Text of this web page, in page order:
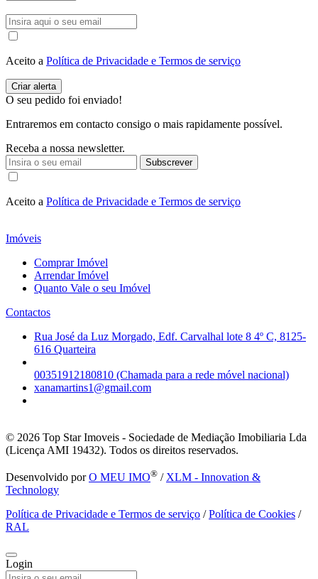
Aceito a Política de Privacidade e Termos de serviço
O seu pedido foi enviado!
Entraremos em contacto consigo o mais rapidamente possível.
Receba a nossa newsletter.
Subscrever
Aceito a Política de Privacidade e Termos de serviço
Imóveis
Comprar Imóvel
Arrendar Imóvel
Quanto Vale o seu Imóvel
Contactos
Rua José da Luz Morgado, Edf. Carvalhal lote 8 4º C, 8125-
616 Quarteira
00351912180810 (Chamada para a rede móvel nacional)
xanamartins1@gmail.com
© 2026 Top Star Imoveis - Sociedade de Mediação Imobiliaria Lda
(Licença AMI 19432). Todos os direitos reservados.
Desenvolvido porO MEU IMO® / XLM - Innovation &
Technology
Política de Privacidade e Termos de serviço /Política de Cookies /
RAL
Login